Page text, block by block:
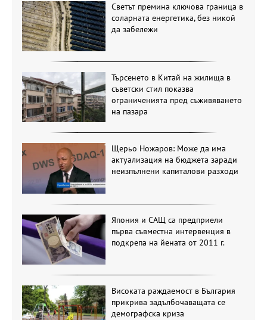
Светът премина ключова граница в
соларната енергетика, без никой
да забележи
Търсенето в Китай на жилища в
съветски стил показва
ограниченията пред съживяването
на пазара
Щерьо Ножаров: Може да има
актуализация на бюджета заради
неизпълнени капиталови разходи
Япония и САЩ са предприели
първа съвместна интервенция в
подкрепа на йената от 2011 г.
Високата раждаемост в България
прикрива задълбочаващата се
демографска криза